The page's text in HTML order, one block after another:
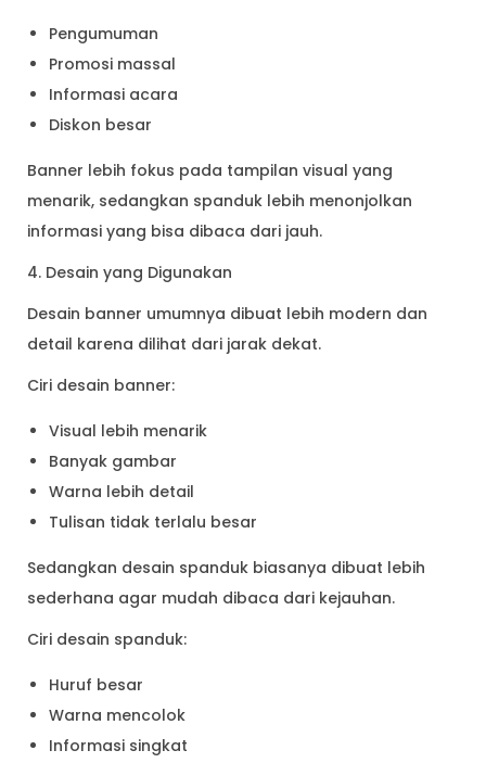
Pengumuman
Promosi massal
Informasi acara
Diskon besar
Banner lebih fokus pada tampilan visual yang
menarik, sedangkan spanduk lebih menonjolkan
informasi yang bisa dibaca dari jauh.
4. Desain yang Digunakan
Desain banner umumnya dibuat lebih modern dan
detail karena dilihat dari jarak dekat.
Ciri desain banner:
Visual lebih menarik
Banyak gambar
Warna lebih detail
Tulisan tidak terlalu besar
Sedangkan desain spanduk biasanya dibuat lebih
sederhana agar mudah dibaca dari kejauhan.
Ciri desain spanduk:
Huruf besar
Warna mencolok
Informasi singkat